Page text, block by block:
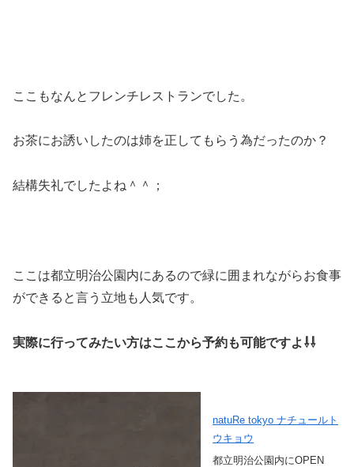
ここもなんとフレンチレストランでした。
お茶にお誘いしたのは姉を正してもらう為だったのか？
結構失礼でしたよね＾＾；
ここは都立明治公園内にあるので緑に囲まれながらお食事
ができると言う立地も人気です。
実際に行ってみたい方はここから予約も可能ですよ⇩⇩
natuRe tokyo ナチュールト
ウキョウ
都立明治公園内にOPEN